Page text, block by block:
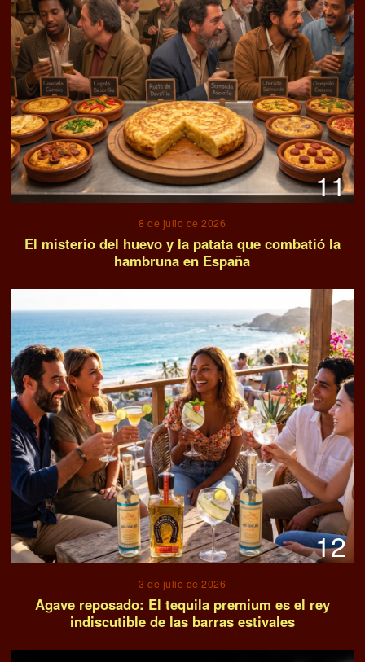
11
8 de julio de 2026
El misterio del huevo y la patata que combatió la
hambruna en España
12
3 de julio de 2026
Agave reposado: El tequila premium es el rey
indiscutible de las barras estivales